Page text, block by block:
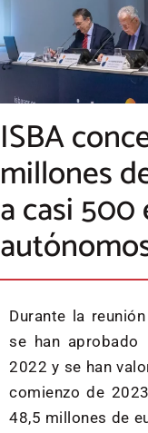
ISBA
millones
a casi 500
Durante la
se han aprobado
2022 y se han
comienzo de
48,5 millones de